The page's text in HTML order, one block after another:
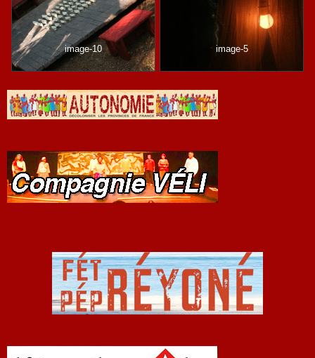
image-10 image-5